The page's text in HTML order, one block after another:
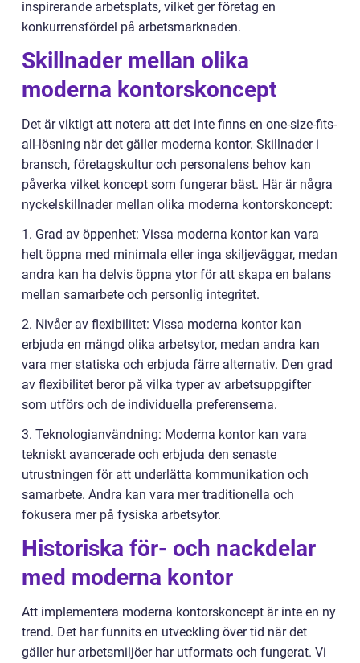
inspirerande arbetsplats, vilket ger företag en
konkurrensfördel på arbetsmarknaden.
Skillnader mellan olika
moderna kontorskoncept
Det är viktigt att notera att det inte finns en one-size-fits-
all-lösning när det gäller moderna kontor. Skillnader i
bransch, företagskultur och personalens behov kan
påverka vilket koncept som fungerar bäst. Här är några
nyckelskillnader mellan olika moderna kontorskoncept:
1. Grad av öppenhet: Vissa moderna kontor kan vara
helt öppna med minimala eller inga skiljeväggar, medan
andra kan ha delvis öppna ytor för att skapa en balans
mellan samarbete och personlig integritet.
2. Nivåer av flexibilitet: Vissa moderna kontor kan
erbjuda en mängd olika arbetsytor, medan andra kan
vara mer statiska och erbjuda färre alternativ. Den grad
av flexibilitet beror på vilka typer av arbetsuppgifter
som utförs och de individuella preferenserna.
3. Teknologianvändning: Moderna kontor kan vara
tekniskt avancerade och erbjuda den senaste
utrustningen för att underlätta kommunikation och
samarbete. Andra kan vara mer traditionella och
fokusera mer på fysiska arbetsytor.
Historiska för- och nackdelar
med moderna kontor
Att implementera moderna kontorskoncept är inte en ny
trend. Det har funnits en utveckling över tid när det
gäller hur arbetsmiljöer har utformats och fungerat. Vi